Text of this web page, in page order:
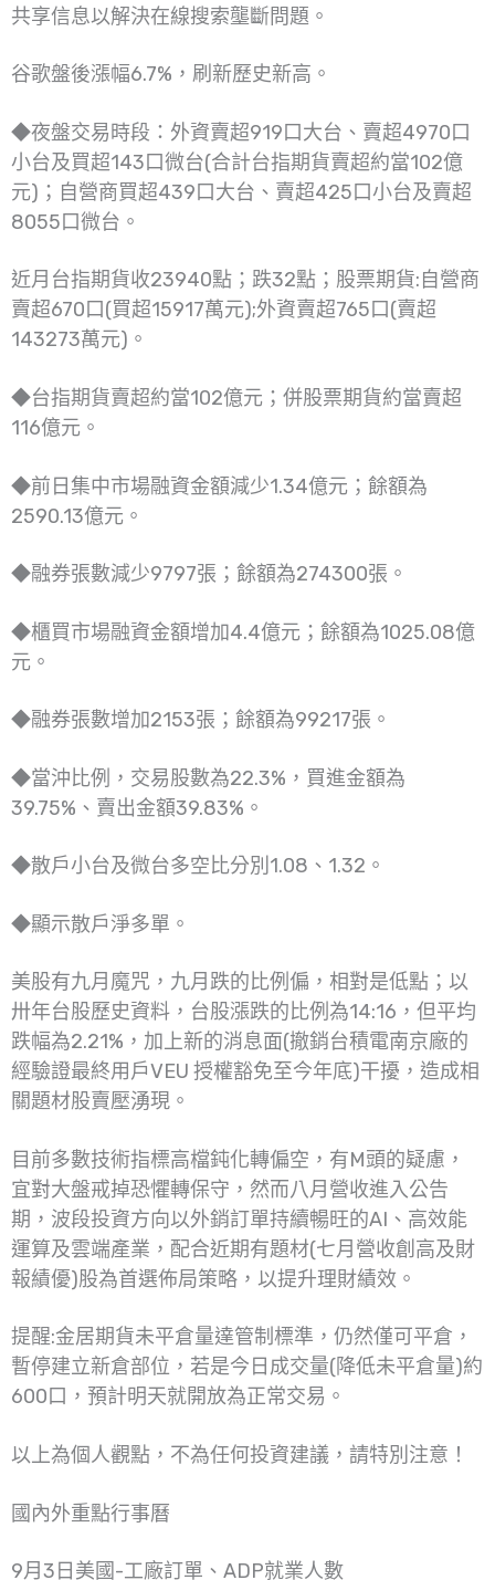
共享信息以解決在線搜索壟斷問題。
谷歌盤後漲幅6.7%，刷新歷史新高。
◆夜盤交易時段：外資賣超919口大台、賣超4970口
小台及買超143口微台(合計台指期貨賣超約當102億
元)；自營商買超439口大台、賣超425口小台及賣超
8055口微台。
近月台指期貨收23940點；跌32點；股票期貨:自營商
賣超670口(買超15917萬元);外資賣超765口(賣超
143273萬元)。
◆台指期貨賣超約當102億元；併股票期貨約當賣超
116億元。
◆前日集中市場融資金額減少1.34億元；餘額為
2590.13億元。
◆融券張數減少9797張；餘額為274300張。
◆櫃買市場融資金額增加4.4億元；餘額為1025.08億
元。
◆融券張數增加2153張；餘額為99217張。
◆當沖比例，交易股數為22.3%，買進金額為
39.75%、賣出金額39.83%。
◆散戶小台及微台多空比分別1.08、1.32。
◆顯示散戶淨多單。
美股有九月魔咒，九月跌的比例偏，相對是低點；以
卅年台股歷史資料，台股漲跌的比例為14:16，但平均
跌幅為2.21%，加上新的消息面(撤銷台積電南京廠的
經驗證最終用戶VEU 授權豁免至今年底)干擾，造成相
關題材股賣壓湧現。
目前多數技術指標高檔鈍化轉偏空，有M頭的疑慮，
宜對大盤戒掉恐懼轉保守，然而八月營收進入公告
期，波段投資方向以外銷訂單持續暢旺的AI、高效能
運算及雲端產業，配合近期有題材(七月營收創高及財
報績優)股為首選佈局策略，以提升理財績效。
提醒:金居期貨未平倉量達管制標準，仍然僅可平倉，
暫停建立新倉部位，若是今日成交量(降低未平倉量)約
600口，預計明天就開放為正常交易。
以上為個人觀點，不為任何投資建議，請特別注意！
國內外重點行事曆
9月3日美國-工廠訂單、ADP就業人數